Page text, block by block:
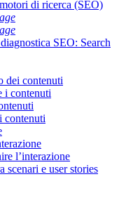
di ricerca (SEO)
SEO: Search
dei contenuti
i contenuti
contenuti
l’interazione
scenari e user stories